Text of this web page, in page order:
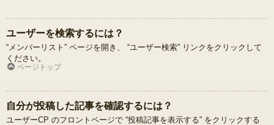
ユーザーを検索するには？
“メンバーリスト” ページを開き、 “ユーザー検索” リンクをクリックして
ください。
ページトップ
自分が投稿した記事を確認するには？
ユーザーCP のフロントページで “投稿記事を表示する” をクリックする